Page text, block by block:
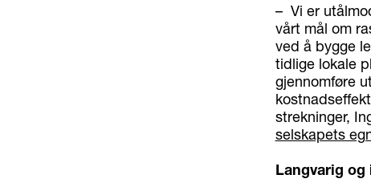
– Vi er
vårt mål om
ved å bygge
tidlige lokale
gjennomføre
strekninger,
selskapets
Langvarig